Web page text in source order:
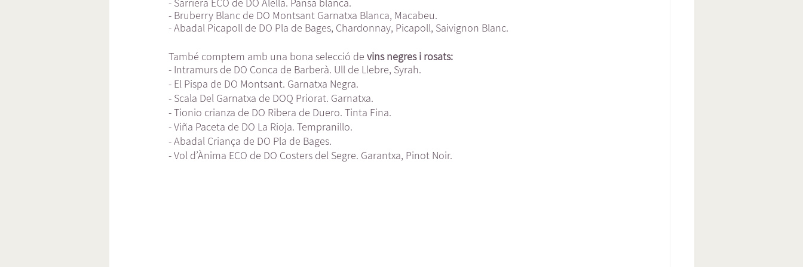
- Sarriera ECO de DO Alella. Pansa blanca.
- Bruberry Blanc de DO Montsant Garnatxa Blanca, Macabeu.
- Abadal Picapoll de DO Pla de Bages, Chardonnay, Picapoll, Saivignon Blanc.
També comptem amb una bona selecció de vins negres i rosats:
- Intramurs de DO Conca de Barberà. Ull de Llebre, Syrah.
- El Pispa de DO Montsant. Garnatxa Negra.
- Scala Del Garnatxa de DOQ Priorat. Garnatxa.
- Tionio crianza de DO Ribera de Duero. Tinta Fina.
- Viña Paceta de DO La Rioja. Tempranillo.
- Abadal Criança de DO Pla de Bages.
- Vol d’Ànima ECO de DO Costers del Segre. Garantxa, Pinot Noir.